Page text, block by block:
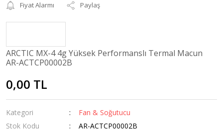
Fiyat Alarmı
Paylaş
ARCTIC MX-4 4g Yüksek Performanslı Termal Macun
AR-ACTCP00002B
0,00 TL
Kategori
Fan & Soğutucu
Stok Kodu
AR-ACTCP00002B